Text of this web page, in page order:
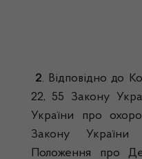
2. Відповідно до
22, 55 Закону
України про
Закону України
Положення про